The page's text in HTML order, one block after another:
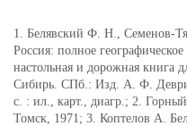
1. Белявский Ф. Н., Семенов-
Россия: полное
настольная и дорожная книга
Сибирь. СПб.: Изд. А. Ф.
с. : ил., карт., диагр.; 2.
Томск, 1971; 3. Коптелов А.